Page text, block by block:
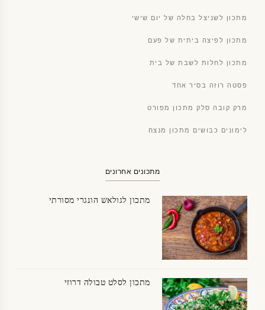
מתכון לשניצל בחלה של יום שישי
מתכון לפיצה ביתית של פעם
מתכון לחלות לשבת של בית
פסטה רוזה בסיר אחד
מרק קובה סלק מתכון מפורט
לימונים כבושים מתכון מנצח
מתכונים אחרונים
מתכון לגולאש הונגרי מסורתי
מתכון לסלט טבולה דרוזי